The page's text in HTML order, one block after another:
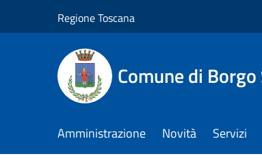
Regione Toscana
Comune di
Amministrazione Novità Servizi